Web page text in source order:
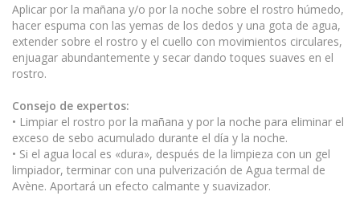
Aplicar por la mañana y/o por la noche sobre el rostro húmedo,
hacer espuma con las yemas de los dedos y una gota de agua,
extender sobre el rostro y el cuello con movimientos circulares,
enjuagar abundantemente y secar dando toques suaves en el
rostro.
Consejo de expertos:
• Limpiar el rostro por la mañana y por la noche para eliminar el
exceso de sebo acumulado durante el día y la noche.
• Si el agua local es «dura», después de la limpieza con un gel
limpiador, terminar con una pulverización de Agua termal de
Avène. Aportará un efecto calmante y suavizador.